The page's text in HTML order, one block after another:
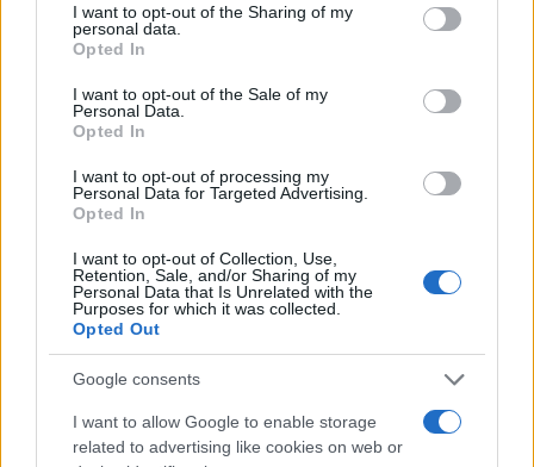
not limited to your visit or usage behaviour. You may click to
grant or deny consent to Google and its third-party tags to
use your data for below specified purposes in below Google
consent section.
I want to opt-out of the Sharing of my
personal data.
Opted In
I want to opt-out of the Sale of my
Personal Data.
Opted In
I want to opt-out of processing my
Personal Data for Targeted Advertising.
Opted In
I want to opt-out of Collection, Use,
Retention, Sale, and/or Sharing of my
Personal Data that Is Unrelated with the
Purposes for which it was collected.
Opted Out
Google consents
I want to allow Google to enable storage
related to advertising like cookies on web or
Συγκίνηση στο τελευταίο αντίο στον Λάκη
Χαλκιά: Με την «Φάμπρικα», λαούτο και
κλαρίνα αποχαιρέτησαν την εμβληματική
φωνή της μεταπολίτευσης
Ο Κώστας Σαμαράς δημοσίευσε μία παιδική
αδελφής του, Λένας
Δολοφονία Βρετανίδας στην Κυψέλη: Οι
26χρονου Αφγανού – Το στίγμα του
κινητού, η θεία από την Ινδία και τα
απειλητικά μηνύματα
Canadair 515: Οι πρώτες εικόνες από την
κατασκευή του αεροσκάφους που θα
επιχειρεί και τη νύχτα στα μέτωπα της
«Αφιέρωσε τη ζωή της στο να βοηθά